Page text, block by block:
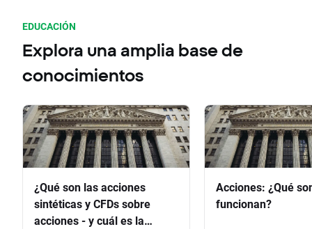
EDUCACIÓN
Explora una amplia base de
conocimientos
¿Qué son las acciones
sintéticas y CFDs sobre
acciones - y cuál es la
Acciones: ¿Qué
funcionan?